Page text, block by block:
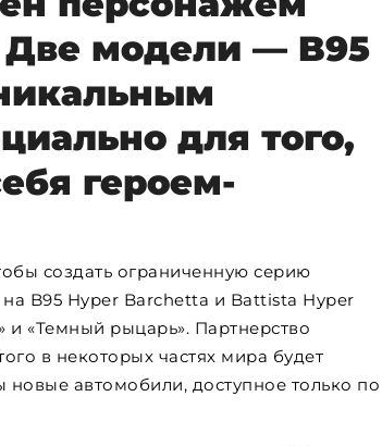
модели — B95
для того,
героем-
создать ограниченную серию
B95 Hyper Barchetta и Battista Hyper
и «Темный рыцарь». Партнерство
в некоторых частях мира будет
автомобили, доступное только по